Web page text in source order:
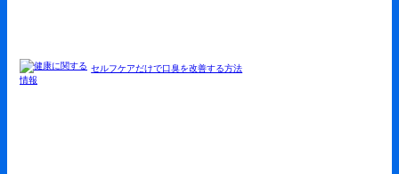
セルフケアだけで口臭を改善する方法